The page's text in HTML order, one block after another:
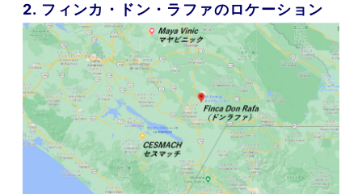
2. フィンカ・ドン・ラファのロケーション